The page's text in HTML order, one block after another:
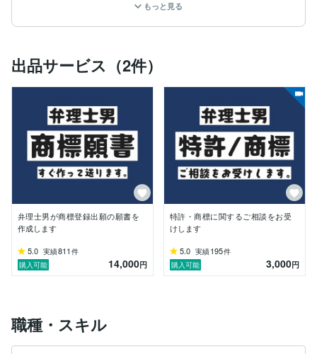
時代に発明者として特許出願をし始めた頃、弁理士さん
に話をするのに緊張していた記憶があります（俺の発明
たら特許になるわけじゃないのか（恥）。）。なので、
当時のことを忘れないように心がけて、法律や手続のこ
とがよくわからないお客様にも丁寧にご対応させていた
だきます。
私は、年に数回ほど複数のセミナー会社から依頼で、技
術者向けの特許セミナー講師をしております。一応、多
くの受講者から大変ご好評をいただいており、各セミナ
ー会社からは定期的にセミナー講師のご依頼をいただい
ております。一部のセミナー会社からは特許戦略に関す
る専門書の執筆のご依頼をいただき記事を執筆させてい
ただいております。このような経験から、できるだけ専
門知識のなかった過去の自分を想定してお客様と接する
2021年2月にココナラで商標の仕事を始めたところ、こ
れまで接点が少なかった個人事業主の方やスタートアッ
等）と真剣に向き合っていることを知りました。私は特
許（特に外国特許出願）をメインに仕事をしている弁理
士なのですが、ご自身のビジネスを少しでも成功に近づ
もっと見る
出品サービス（2件）
弁理士男が商標登録出願の願書を
作成します
5.0 実績811 件
購入可能
14,000円
特許・商標に関するご相談をお受
けします
5.0 実績195件
購入可能
3,000円
職種・スキル